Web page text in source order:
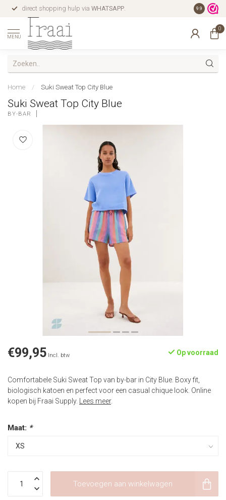
direct shopping hulp via WHATSAPP. gratis
9.9
MENU
0
Home / Suki Sweat Top City Blue
Suki Sweat Top City Blue
BY-BAR
€99,95 Incl. btw Op voorraad
Comfortabele Suki Sweat Top van by-bar in City Blue. Boxy fit,
biologisch katoen en perfect voor een casual chique look. Online
kopen bij Fraai Supply.
Lees meer.
Maat: *
Toevoegen aan winkelwagen